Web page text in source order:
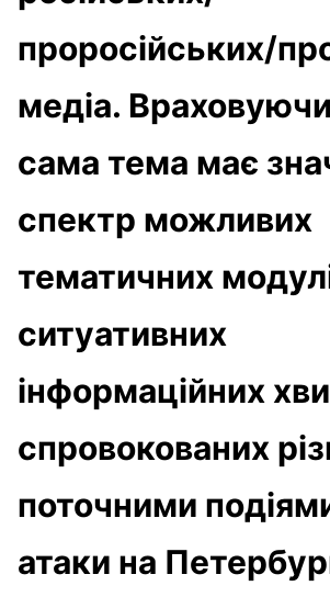
проросійських/
медіа.
сама тема має
спектр можливих
тематичних
ситуативних
інформаційних
спровокованих
поточними
атаки на